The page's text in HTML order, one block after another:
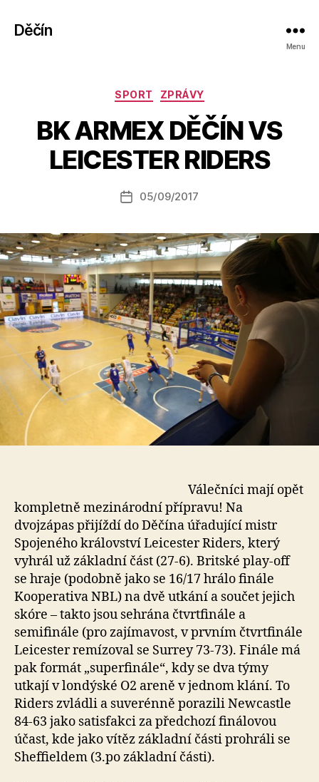
Děčín
Menu
Rubriky
SPORT ZPRÁVY
BK ARMEX DĚČÍN VS
LEICESTER RIDERS
Autor
příspěvku
A
u
t
o
a
s
o
Datum
05/09/2017
Válečníci mají opět
kompletně mezinárodní přípravu! Na
dvojzápas přijíždí do Děčína úřadující mistr
Spojeného království Leicester Riders, který
vyhrál už základní část (27-6). Britské play-off
se hraje (podobně jako se 16/17 hrálo finále
Kooperativa NBL) na dvě utkání a součet jejich
skóre – takto jsou sehrána čtvrtfinále a
semifinále (pro zajímavost, v prvním čtvrtfinále
Leicester remízoval se Surrey 73-73). Finále má
pak formát „superfinále“, kdy se dva týmy
utkají v londýské O2 areně v jednom klání. To
Riders zvládli a suverénně porazili Newcastle
84-63 jako satisfakci za předchozí finálovou
účast, kde jako vítěz základní části prohráli se
Sheffieldem (3.po základní části).